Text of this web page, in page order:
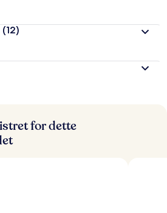
(12)
for dette